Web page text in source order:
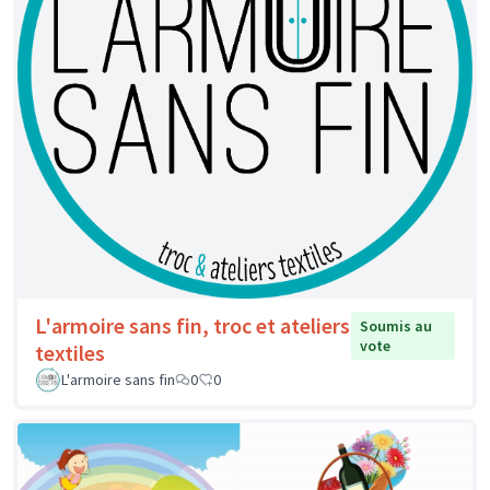
L'armoire sans fin, troc et ateliers
textiles
Soumis au
vote
L'armoire sans fin
0 0